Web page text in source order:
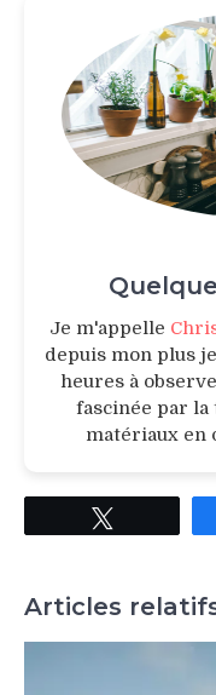
Je m'appelle
depuis mon plus
heures à
fascinée par
matériaux en
Articles